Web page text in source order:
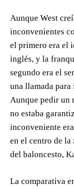
Aunque West
inconvenientes
el primero era el
inglés, y la
segundo era el
una llamada
Aunque pedir un
no estaba
inconveniente
en el centro de la
del baloncesto,
La comparativa